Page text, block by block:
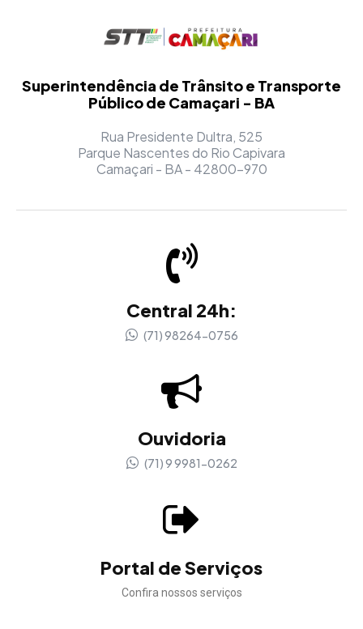
Superintendência de Trânsito e Transporte
Público de Camaçari - BA
Rua Presidente Dultra, 525
Parque Nascentes do Rio Capivara
Camaçari - BA - 42800-970
Central 24h:
(71) 98264-0756
Ouvidoria
(71) 9 9981-0262
Portal de Serviços
Confira nossos serviços